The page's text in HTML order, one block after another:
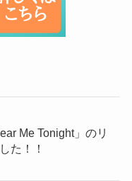
Me Tonight」のリ
た！！